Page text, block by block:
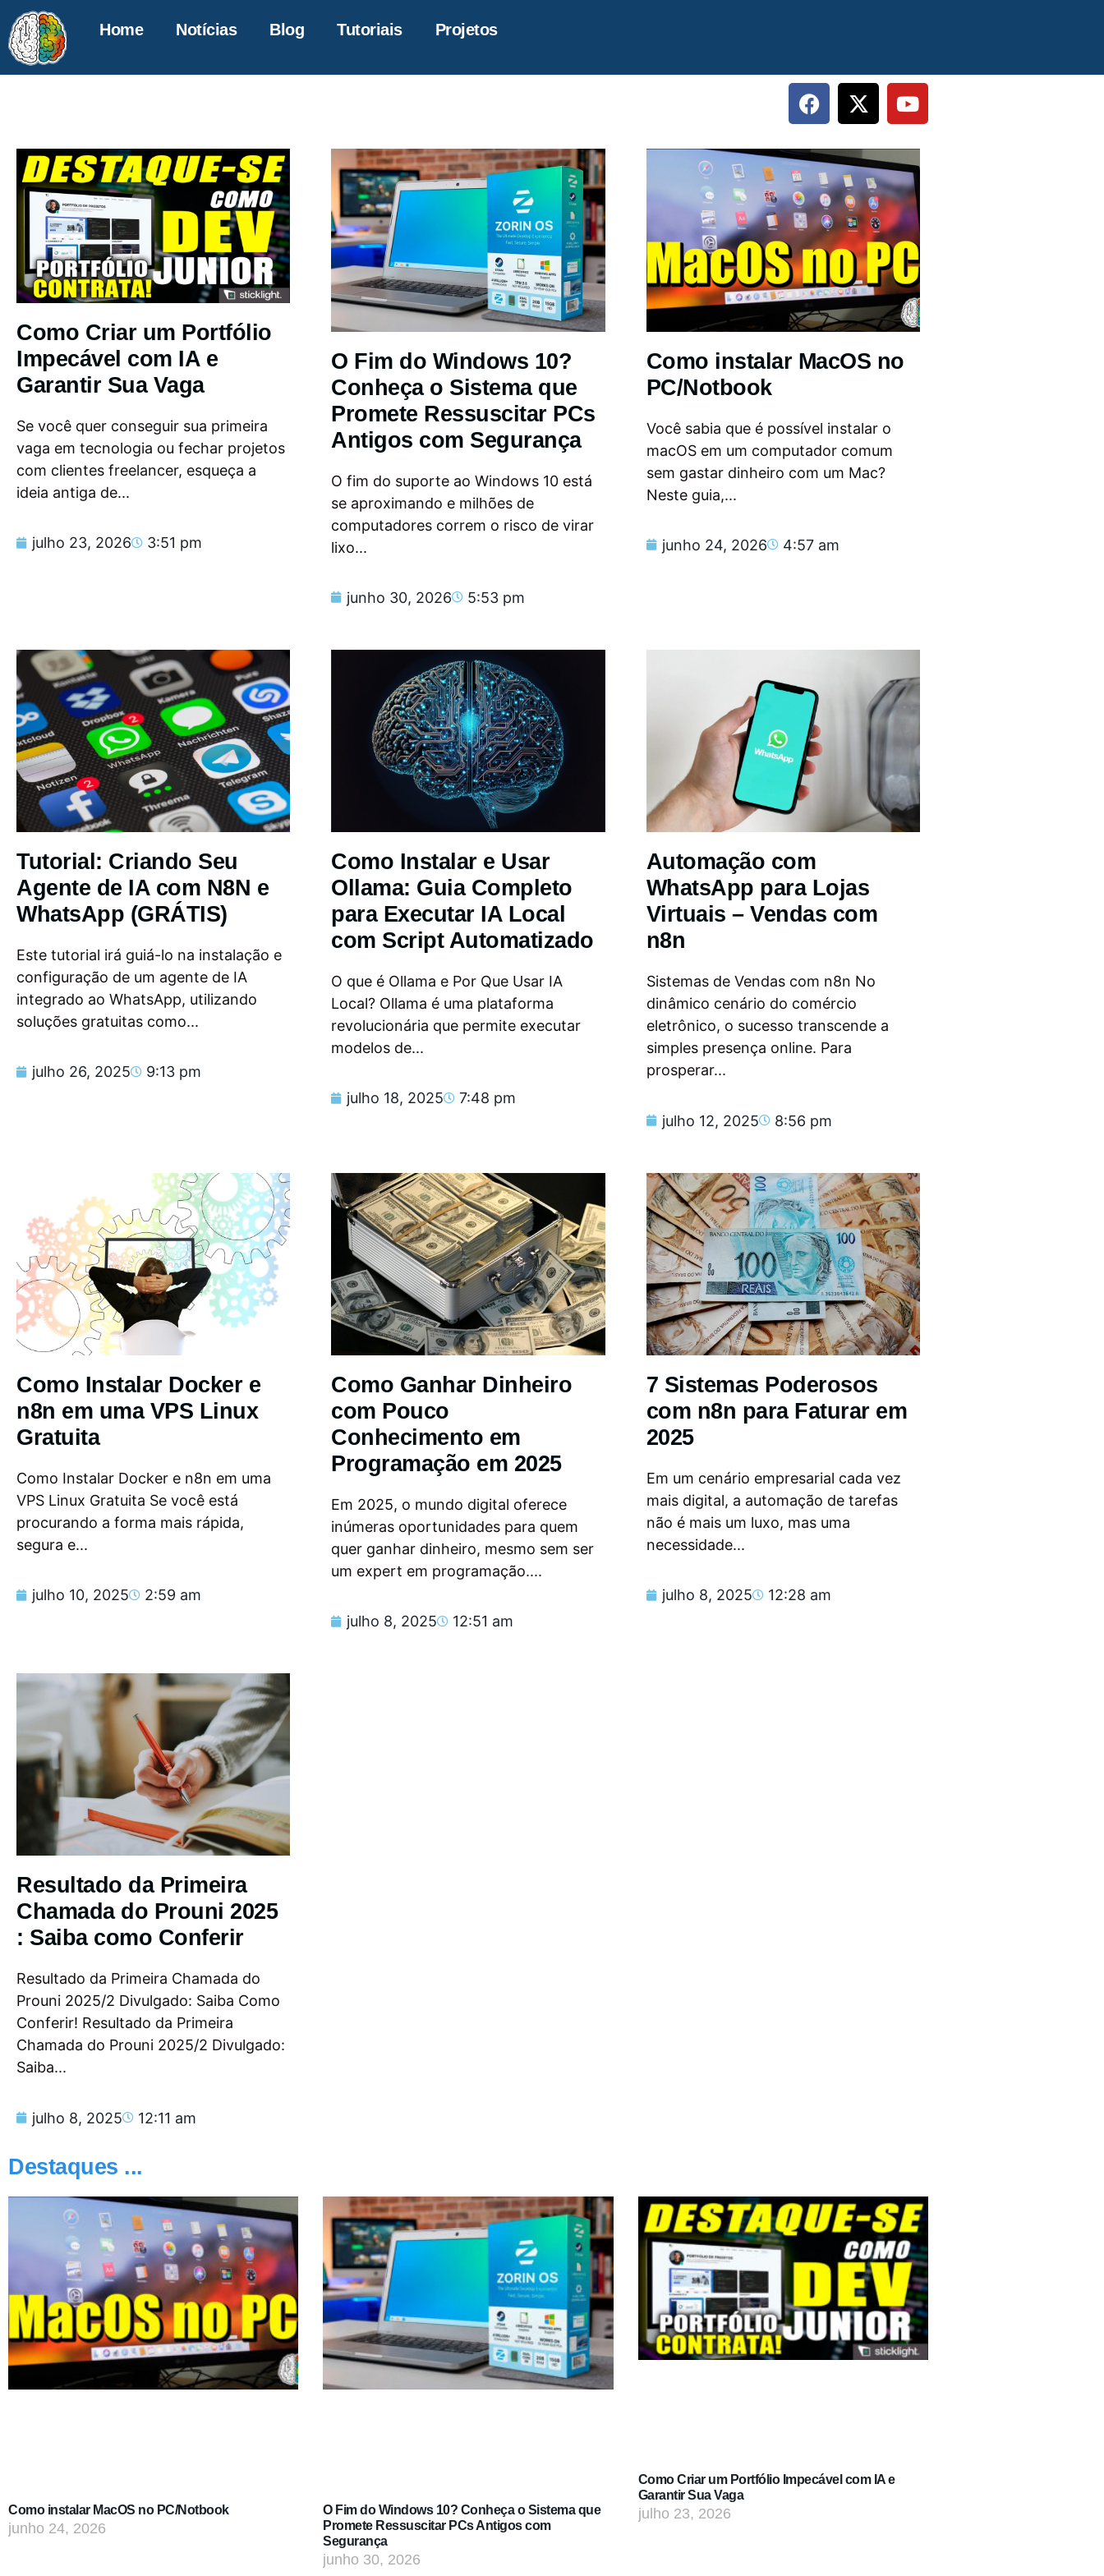
Home Notícias Blog Tutoriais Projetos
Como Criar um Portfólio
Impecável com IA e
Garantir Sua Vaga
Se você quer conseguir sua primeira
vaga em tecnologia ou fechar projetos
com clientes freelancer, esqueça a
ideia antiga de...
julho 23, 2026 3:51 pm
O Fim do Windows 10?
Conheça o Sistema que
Promete Ressuscitar PCs
Antigos com Segurança
O fim do suporte ao Windows 10 está
se aproximando e milhões de
computadores correm o risco de virar
lixo...
junho 30, 2026 5:53 pm
Como instalar MacOS no
PC/Notbook
Você sabia que é possível instalar o
macOS em um computador comum
sem gastar dinheiro com um Mac?
Neste guia,...
junho 24, 2026 4:57 am
Tutorial: Criando Seu
Agente de IA com N8N e
WhatsApp (GRÁTIS)
Este tutorial irá guiá-lo na instalação e
configuração de um agente de IA
integrado ao WhatsApp, utilizando
soluções gratuitas como...
julho 26, 2025 9:13 pm
Como Instalar e Usar
Ollama: Guia Completo
para Executar IA Local
com Script Automatizado
O que é Ollama e Por Que Usar IA
Local? Ollama é uma plataforma
revolucionária que permite executar
modelos de...
julho 18, 2025 7:48 pm
Automação com
WhatsApp para Lojas
Virtuais – Vendas com
n8n
Sistemas de Vendas com n8n No
dinâmico cenário do comércio
eletrônico, o sucesso transcende a
simples presença online. Para
prosperar...
julho 12, 2025 8:56 pm
Como Instalar Docker e
n8n em uma VPS Linux
Gratuita
Como Instalar Docker e n8n em uma
VPS Linux Gratuita Se você está
procurando a forma mais rápida,
segura e...
julho 10, 2025 2:59 am
Como Ganhar Dinheiro
com Pouco
Conhecimento em
Programação em 2025
Em 2025, o mundo digital oferece
inúmeras oportunidades para quem
quer ganhar dinheiro, mesmo sem ser
um expert em programação....
julho 8, 2025 12:51 am
7 Sistemas Poderosos
com n8n para Faturar em
2025
Em um cenário empresarial cada vez
mais digital, a automação de tarefas
não é mais um luxo, mas uma
necessidade...
julho 8, 2025 12:28 am
Resultado da Primeira
Chamada do Prouni 2025
: Saiba como Conferir
Resultado da Primeira Chamada do
Prouni 2025/2 Divulgado: Saiba Como
Conferir! Resultado da Primeira
Chamada do Prouni 2025/2 Divulgado:
Saiba...
julho 8, 2025 12:11 am
Destaques ...
Como instalar MacOS no PC/Notbook
junho 24, 2026
O Fim do Windows 10? Conheça o Sistema que
Promete Ressuscitar PCs Antigos com
Segurança
junho 30, 2026
Como Criar um Portfólio Impecável com IA e
Garantir Sua Vaga
julho 23, 2026